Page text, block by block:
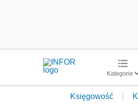
Kategorie
Księgowość